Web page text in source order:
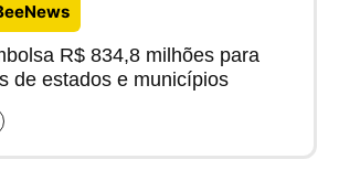
R$ 834,8 milhões para
de estados e municípios